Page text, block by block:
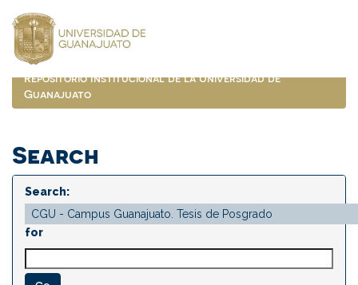
navigation
Repositorio Institucional de la Universidad de
Guanajuato
Search
Search:
for